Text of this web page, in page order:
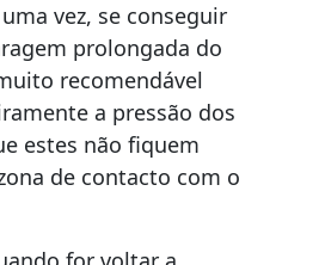
vez, se conseguir
prolongada do
recomendável
a pressão dos
estes não fiquem
de contacto com o